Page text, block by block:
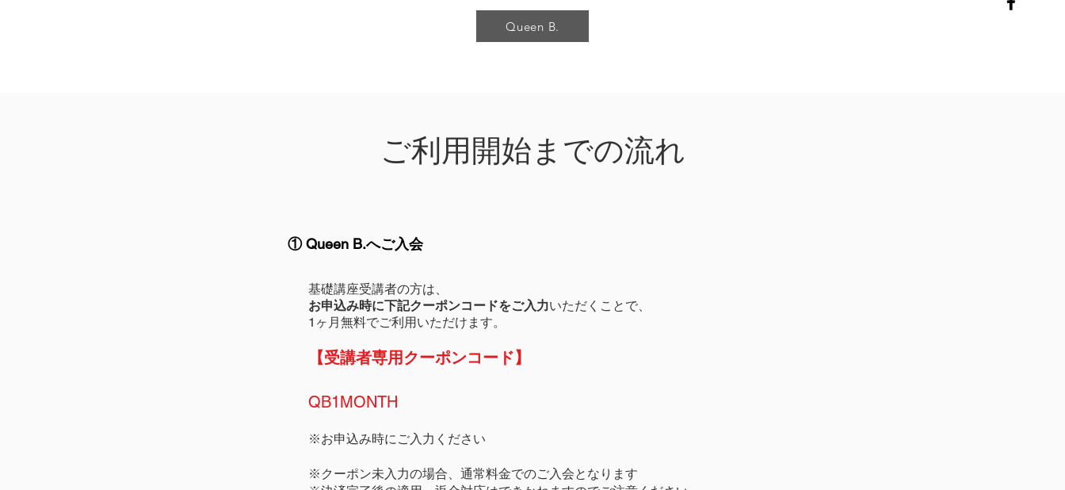
Queen B.
ご利用開始までの流れ
① Queen B.へご入会
基礎講座受講者の方は、
お申込み時に下記クーポンコードをご入力いただくことで、
1ヶ月無料でご利用いただけます。
【受講者専用クーポンコード】
QB1MONTH
※お申込み時にご入力ください
※クーポン未入力の場合、通常料金でのご入会となります